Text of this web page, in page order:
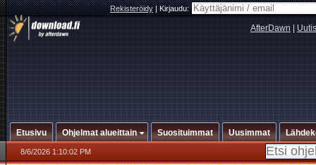
Rekisteröidy|Kirjaudu:
AfterDawn
Etusivu Ohjelmat alueittain Suosituimmat Uusimmat
8/6/2026 1:10:02 PM